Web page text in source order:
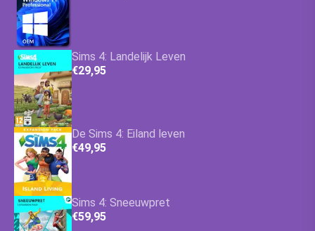
Sims 4: Landelijk Leven
€29,95
De Sims 4: Eiland leven
€49,95
Sims 4: Sneeuwpret
€59,95